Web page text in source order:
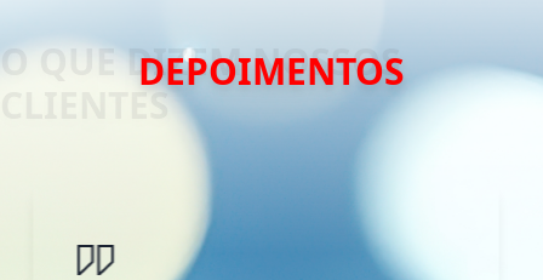
DEPOIMENTOS